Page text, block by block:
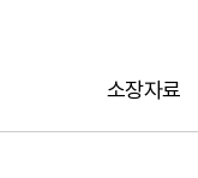
소장자료